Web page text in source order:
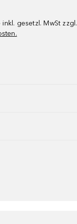
inkl. gesetzl. MwSt zzgl.